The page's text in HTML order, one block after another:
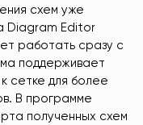
схем уже
Diagram Editor
работать сразу с
поддерживает
сетке для более
В программе
полученных схем